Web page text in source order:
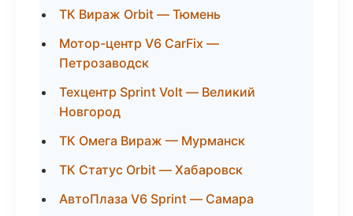
ТК Вираж Orbit — Тюмень
Мотор-центр V6 CarFix —
Петрозаводск
Техцентр Sprint Volt — Великий
Новгород
ТК Омега Вираж — Мурманск
ТК Статус Orbit — Хабаровск
АвтоПлаза V6 Sprint — Самара